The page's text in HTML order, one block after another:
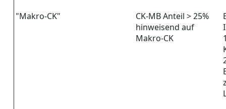
"Makro-CK"
CK-MB Anteil > 25%
hinweisend auf
Makro-CK